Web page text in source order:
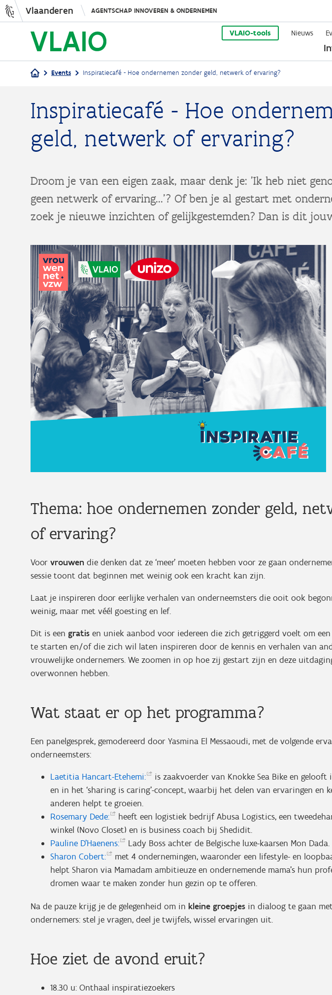
Vlaanderen AGENTSCHAP INNOVEREN & ONDERNEMEN
VLAIO-tools Nieuws
Kruimelpad
Events Inspiratiecafé - Hoe ondernemen zonder geld, netwerk of ervaring?
Inspiratiecafé - Hoe
geld, netwerk of ervaring?
Droom je van een eigen zaak, maar denk je: 'Ik heb niet
geen netwerk of ervaring...'? Of ben je al gestart met
zoek je nieuwe inzichten of gelijkgestemden? Dan is dit
Thema: hoe ondernemen zonder geld,
of ervaring?
Voor vrouwen die denken dat ze ‘meer’ moeten hebben voor ze gaan
sessie toont dat beginnen met weinig ook een kracht kan zijn.
Laat je inspireren door eerlijke verhalen van onderneemsters die ooit ook
weinig, maar met véél goesting en lef.
Dit is een gratis en uniek aanbod voor iedereen die zich getriggerd voelt om een
te starten en/of die zich wil laten inspireren door de kennis en verhalen van
vrouwelijke ondernemers. We zoomen in op hoe zij gestart zijn en deze
overwonnen hebben.
Wat staat er op het programma?
Een panelgesprek, gemodereerd door Yasmina El Messaoudi, met de volgende
onderneemsters:
Laetitia Hancart-Etehemi:
is zaakvoerder van Knokke Sea Bike en gelooft
en in het ‘sharing is caring’-concept, waarbij het delen van ervaringen en
anderen helpt te groeien.
Rosemary Dede:
heeft een logistiek bedrijf Abusa Logistics, een
winkel (Novo Closet) en is business coach bij Shedidit.
Pauline D'Haenens:
Lady Boss achter de Belgische luxe-kaarsen Mon Dada.
Sharon Cobert:
met 4 ondernemingen, waaronder een lifestyle- en
helpt Sharon via Mamadam ambitieuze en ondernemende mama’s hun
dromen waar te maken zonder hun gezin op te offeren.
Na de pauze krijg je de gelegenheid om in kleine groepjes in dialoog te gaan
ondernemers: stel je vragen, deel je twijfels, wissel ervaringen uit.
Hoe ziet de avond eruit?
18.30 u: Onthaal inspiratiezoekers